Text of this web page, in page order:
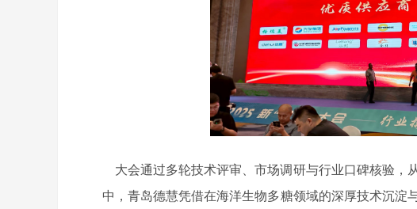
大会通过多轮技术评审、市场调研与行业口碑核验，
中，青岛德慧凭借在海洋生物多糖领域的深厚技术沉淀